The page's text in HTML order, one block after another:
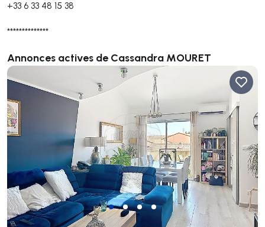
+33 6 33 48 15 38
**************
Annonces actives de Cassandra MOURET